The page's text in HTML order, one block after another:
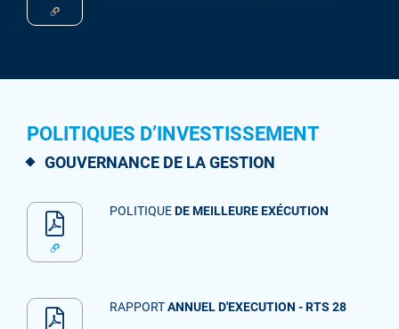
POLITIQUES D’INVESTISSEMENT
GOUVERNANCE DE LA GESTION
POLITIQUEDE MEILLEURE EXÉCUTION
RAPPORTANNUEL D'EXECUTION - RTS 28